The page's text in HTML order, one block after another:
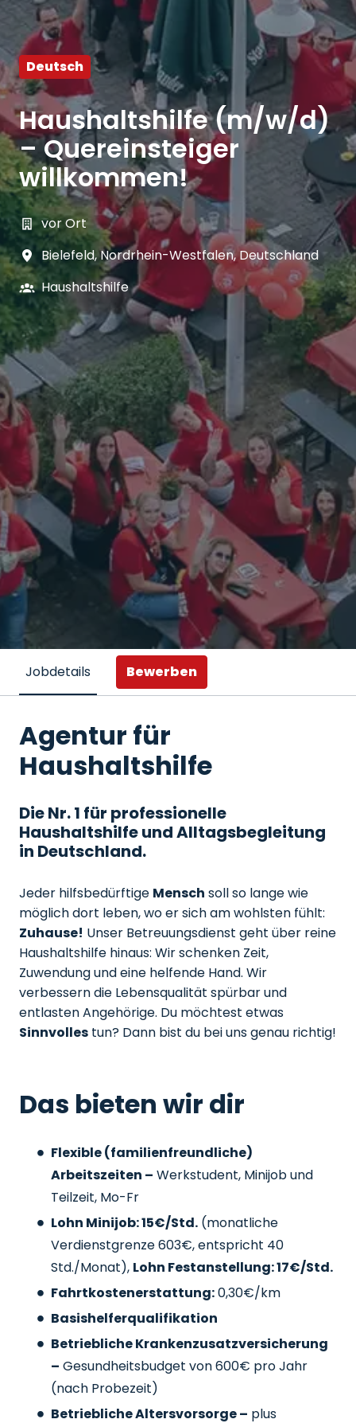
Deutsch
Haushaltshilfe (m/w/d)
– Quereinsteiger
willkommen!
vor Ort
Bielefeld,Nordrhein-Westfalen,Deutschland
Haushaltshilfe
Jobdetails Bewerben
Agentur für
Haushaltshilfe
Die Nr. 1 für professionelle
Haushaltshilfe und Alltagsbegleitung
in Deutschland.
Jeder hilfsbedürftige Mensch soll so lange wie
möglich dort leben, wo er sich am wohlsten fühlt:
Zuhause! Unser Betreuungsdienst geht über reine
Haushaltshilfe hinaus: Wir schenken Zeit,
Zuwendung und eine helfende Hand. Wir
verbessern die Lebensqualität spürbar und
entlasten Angehörige. Du möchtest etwas
Sinnvolles tun? Dann bist du bei uns genau richtig!
Das bieten wir dir
Flexible (familienfreundliche)
Arbeitszeiten – Werkstudent, Minijob und
Teilzeit, Mo-Fr
Lohn Minijob: 15€/Std. (monatliche
Verdienstgrenze 603€, entspricht 40
Std./Monat), Lohn Festanstellung: 17€/Std.
Fahrtkostenerstattung:0,30€/km
Basishelferqualifikation
Betriebliche Krankenzusatzversicherung
– Gesundheitsbudget von 600€ pro Jahr
(nach Probezeit)
Betriebliche Altersvorsorge – plus